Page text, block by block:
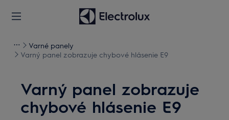
Varné panely
Varný panel zobrazuje chybové hlásenie E9
Varný panel zobrazuje
chybové hlásenie E9